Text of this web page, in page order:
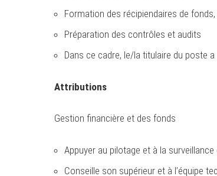
Formation des récipiendaires de
Préparation des contrôles et audits
Dans ce cadre, le/la titulaire du poste
Attributions
Gestion financière et des fonds
Appuyer au pilotage et à la
Conseille son supérieur et à l’équipe